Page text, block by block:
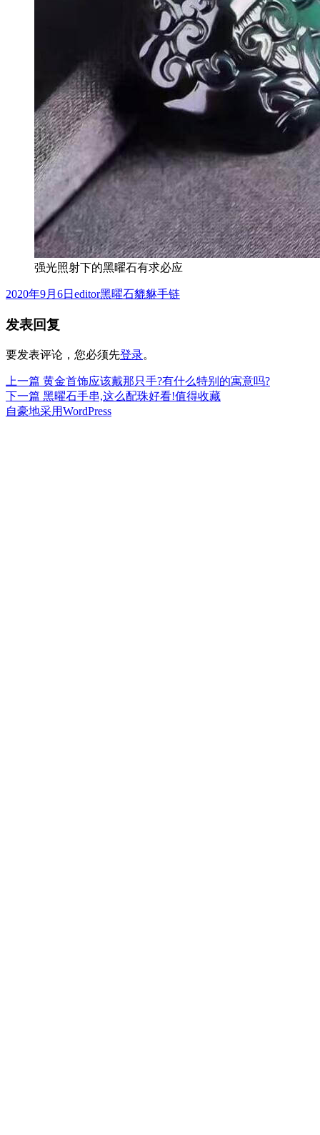
强光照射下的黑曜石有求必应
发
于
2020年9月6日 作
editor分
黑曜石貔貅手链
发表回复
要发表评论，您必须先登录。
文
章
上一篇 上
篇
文
黄金首饰应该戴那只手?有什么特别的寓意吗?
下一篇 下
篇
黑曜石手串,这么配珠好看!值得收藏
自豪地采用WordPress